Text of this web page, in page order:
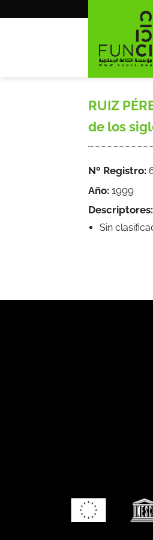
RUIZ
de los
Nº Registro:
Año: 1999
Descriptores:
Sin